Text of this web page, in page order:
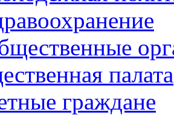
палата
граждане